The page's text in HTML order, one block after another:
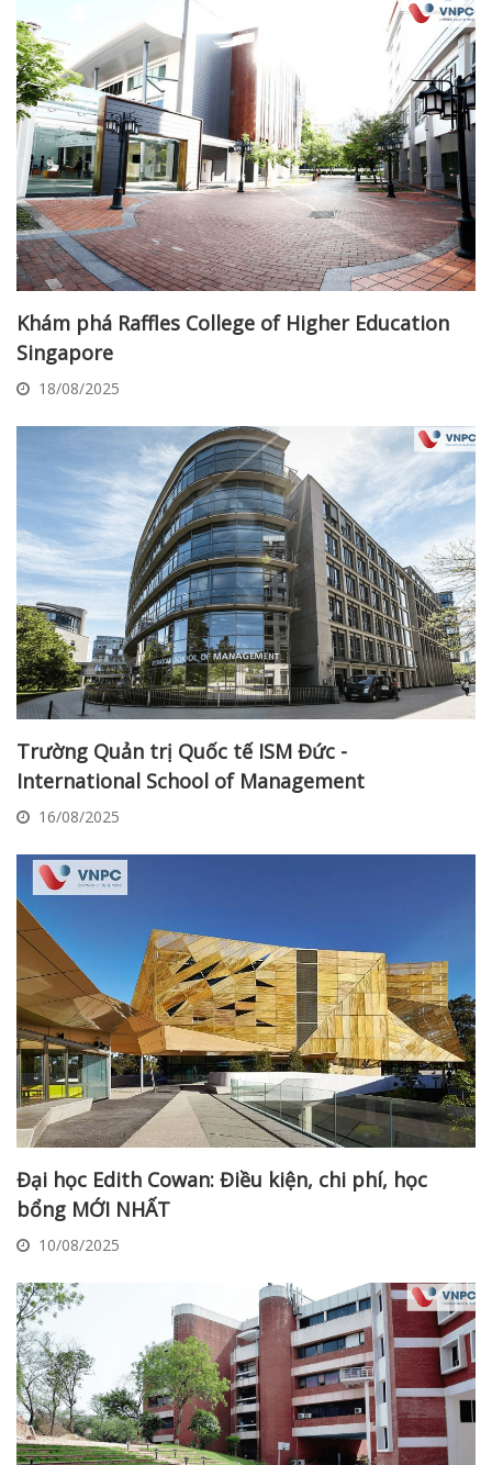
Khám phá Raffles College of Higher Education
Singapore
18/08/2025
Trường Quản trị Quốc tế ISM Đức -
International School of Management
16/08/2025
Đại học Edith Cowan: Điều kiện, chi phí, học
bổng MỚI NHẤT
10/08/2025